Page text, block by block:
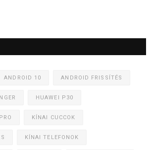
ANDROID 10 ANDROID FRISSÍTÉS
HUAWEI P30
KÍNAI CUCCOK
KÍNAI TELEFONOK